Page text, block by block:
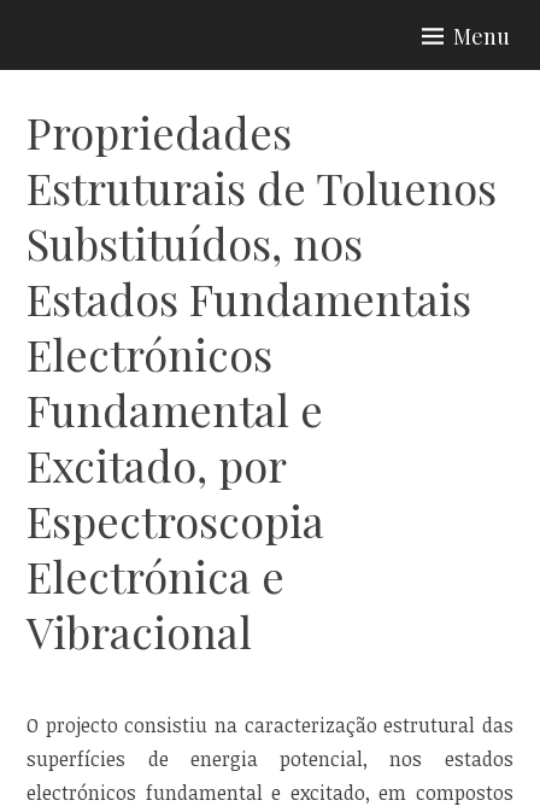
Menu
Propriedades
Estruturais de Toluenos
Substituídos, nos
Estados Fundamentais
Electrónicos
Fundamental e
Excitado, por
Espectroscopia
Electrónica e
Vibracional
O projecto consistiu na caracterização estrutural das
superfícies de energia potencial, nos estados
electrónicos fundamental e excitado, em compostos